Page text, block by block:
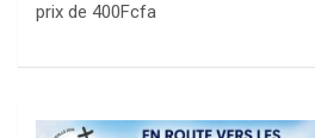
prix de 400Fcfa